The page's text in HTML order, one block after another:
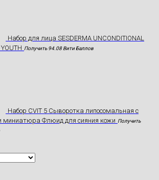
Hабор для лица SESDERMA UNCONDITIONAL
Получить 94.08 Вити Баллов
Набор CVIT 5 Сыворотка липосомальная с
миниатюра Флюид для сияния кожи Получить